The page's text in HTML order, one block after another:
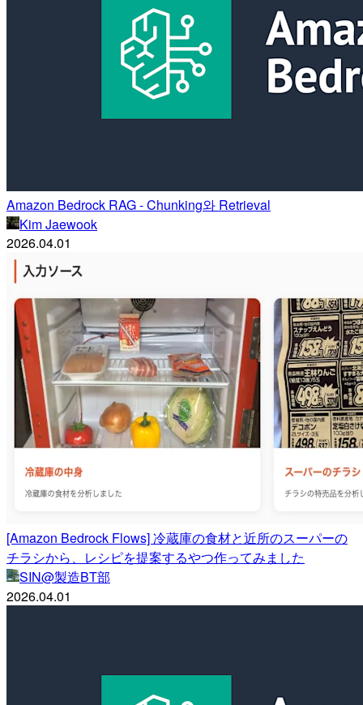
Amazon Bedrock RAG - Chunking와 Retrieval
Kim Jaewook
2026.04.01
[Amazon Bedrock Flows] 冷蔵庫の食材と近所のスーパーの
チラシから、レシピを提案するやつ作ってみました
SIN@製造BT部
2026.04.01